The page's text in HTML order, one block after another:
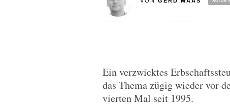
Ein verzwicktes
das Thema zügig wieder vor
vierten Mal seit 1995.